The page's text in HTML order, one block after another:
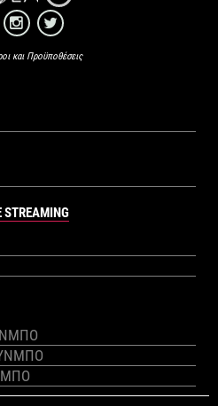
και Προϋποθέσεις